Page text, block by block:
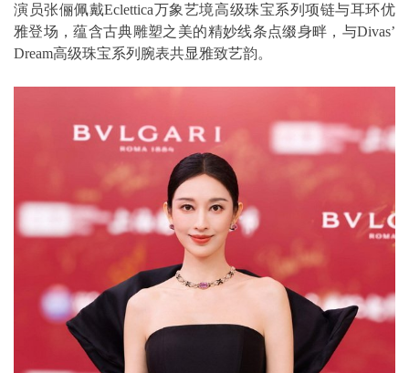
演员张俪佩戴Eclettica万象艺境高级珠宝系列项链与耳环优
雅登场，蕴含古典雕塑之美的精妙线条点缀身畔，与Divas’
Dream高级珠宝系列腕表共显雅致艺韵。